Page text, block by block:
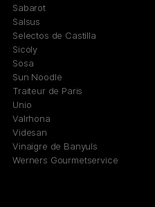
Sabarot
Salsus
Selectos de Castilla
Sicoly
Sosa
Sun Noodle
Traiteur de Paris
Unio
Valrhona
Videsan
Vinaigre de Banyuls
Werners Gourmetservice